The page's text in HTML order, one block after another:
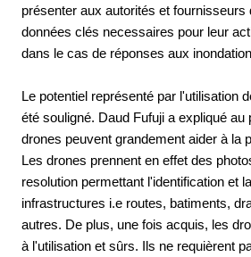
présenter aux autorités et fournisseurs
données clés necessaires pour leur
dans le cas de réponses aux
Le potentiel représenté par l'utilisation
été souligné. Daud Fufuji a expliqué au
drones peuvent grandement aider à la
Les drones prennent en effet des
resolution permettant l'identification et
infrastructures i.e routes, batiments,
autres. De plus, une fois acquis, les
à l'utilisation et sûrs. Ils ne requièrent